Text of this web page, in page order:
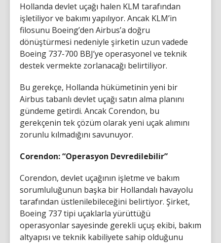
Hollanda devlet uçağı halen KLM tarafından
işletiliyor ve bakımı yapılıyor. Ancak KLM’in
filosunu Boeing’den Airbus’a doğru
dönüştürmesi nedeniyle şirketin uzun vadede
Boeing 737-700 BBJ’ye operasyonel ve teknik
destek vermekte zorlanacağı belirtiliyor.
Bu gerekçe, Hollanda hükümetinin yeni bir
Airbus tabanlı devlet uçağı satın alma planını
gündeme getirdi. Ancak Corendon, bu
gerekçenin tek çözüm olarak yeni uçak alımını
zorunlu kılmadığını savunuyor.
Corendon: “Operasyon Devredilebilir”
Corendon, devlet uçağının işletme ve bakım
sorumluluğunun başka bir Hollandalı havayolu
tarafından üstlenilebileceğini belirtiyor. Şirket,
Boeing 737 tipi uçaklarla yürüttüğü
operasyonlar sayesinde gerekli uçuş ekibi, bakım
altyapısı ve teknik kabiliyete sahip olduğunu